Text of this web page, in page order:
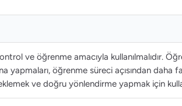
ve öğrenme amacıyla kullanılmalıdır.
yapmaları, öğrenme süreci açısından daha
ve doğru yönlendirme yapmak için